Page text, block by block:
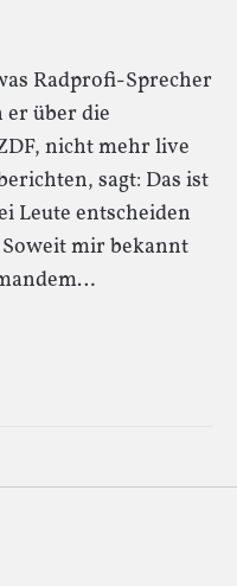
Radprofi-Sprecher
er über die
nicht mehr live
sagt: Das ist
Leute entscheiden
Soweit mir bekannt